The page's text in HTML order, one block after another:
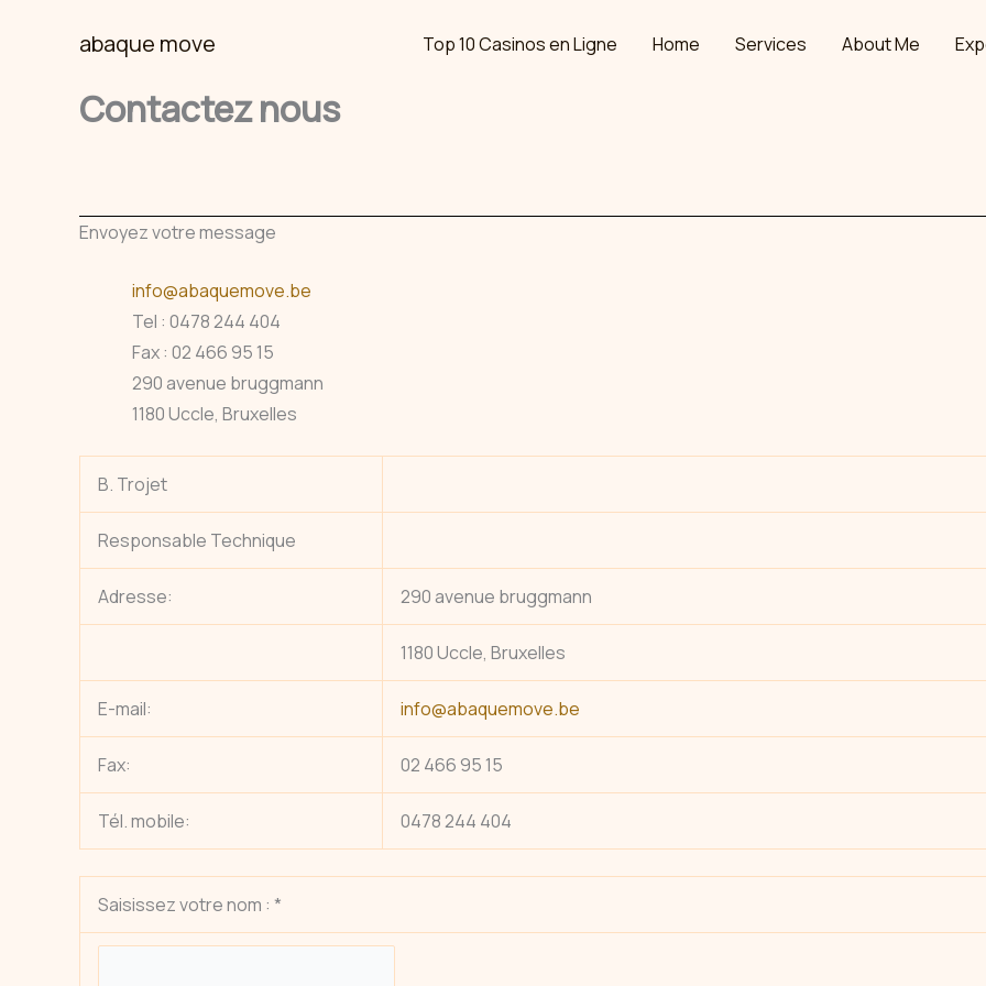
abaque move Top 10 Casinos en Ligne Home Services About Me
Contactez nous
Envoyez votre message
info@abaquemove.be
Tel : 0478 244 404
Fax : 02 466 95 15
290 avenue bruggmann
1180 Uccle, Bruxelles
B. Trojet
Responsable Technique
Adresse: 290 avenue bruggmann
1180 Uccle, Bruxelles
E-mail: info@abaquemove.be
Fax: 02 466 95 15
Tél. mobile: 0478 244 404
Saisissez votre nom : *